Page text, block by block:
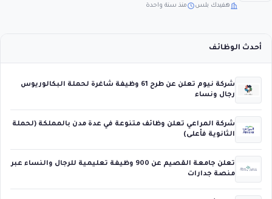
هفيدك بلس منذ سنة واحدة
أحدث الوظائف
شركة نيوم تعلن عن طرح 61 وظيفة شاغرة لحملة البكالوريوس
رجال ونساء
شركة المراعي تعلن وظائف متنوعة في عدة مدن بالمملكة (لحملة
الثانوية فأعلى)
تعلن جامعة القصيم عن 900 وظيفة تعليمية للرجال والنساء عبر
منصة جدارات